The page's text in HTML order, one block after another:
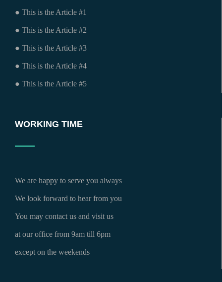
● This is the Article #1
● This is the Article #2
● This is the Article #3
● This is the Article #4
● This is the Article #5
WORKING TIME
We are happy to serve you always
We look forward to hear from you
You may contact us and visit us
at our office from 9am till 6pm
except on the weekends